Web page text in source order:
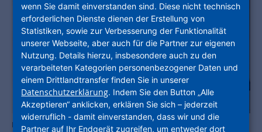
Planungen aus der Abstraktion holen: Diese Idee steckt hinter dem
wenn Sie damit einverstanden sind. Diese nicht technisch
erforderlichen Dienste dienen der Erstellung von
Statistiken, sowie zur Verbesserung der Funktionalität
unserer Webseite, aber auch für die Partner zur eigenen
Nutzung. Details hierzu, insbesondere auch zu den
verarbeiteten Kategorien personenbezogener Daten und
einem Drittlandtransfer finden Sie in unserer
Datenschutzerklärung. Indem Sie den Button „Alle
Akzeptieren“ anklicken, erklären Sie sich – jederzeit
widerruflich - damit einverstanden, dass wir und die
Partner auf Ihr Endgerät zugreifen, um entweder dort